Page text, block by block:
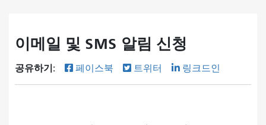
이메일 및 SMS 알림 신청
공유하기: 페이스북 트위터 링크드인